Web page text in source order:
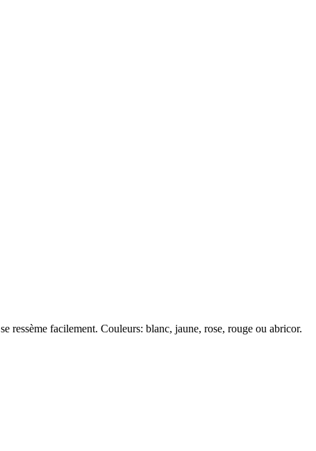
ressème facilement. Couleurs: blanc, jaune, rose, rouge ou abricor.